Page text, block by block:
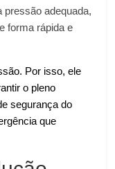
pressão adequada,
forma rápida e
Por isso, ele
o pleno
segurança do
que